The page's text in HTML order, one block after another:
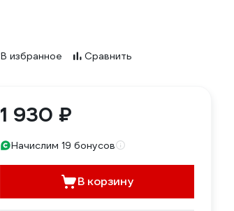
В избранное Сравнить
1 930 ₽
Начислим 19 бонусов
В корзину